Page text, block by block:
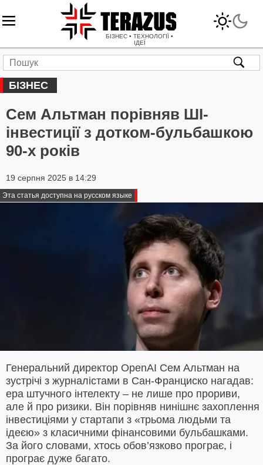
БІЗНЕС • ТЕХНОЛОГІЇ •
ІДЕЇ
БІЗНЕС
Сем Альтман порівняв ШІ-
інвестиції з дотком-бульбашкою
90-х років
19 серпня 2025 в 14:29
Эта статья доступна на русском языке
Генеральний директор OpenAI Сем Альтман на
зустрічі з журналістами в Сан-Франциско нагадав:
ера штучного інтелекту – не лише про прориви,
але й про ризики. Він порівняв нинішнє захоплення
інвестиціями у стартапи з «трьома людьми та
ідеєю» з класичними фінансовими бульбашками.
За його словами, хтось обов’язково програє, і
програє дуже багато.